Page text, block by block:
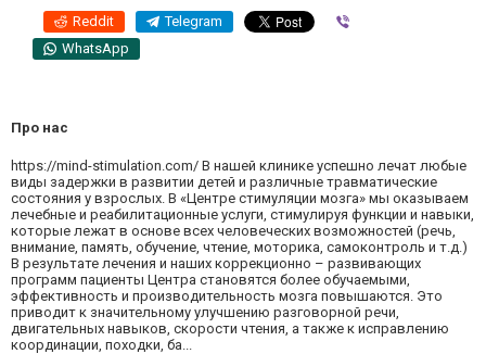
Reddit Telegram
WhatsApp
Про нас
https://mind-stimulation.com/ В нашей клинике успешно лечат любые
виды задержки в развитии детей и различные травматические
состояния у взрослых. В «Центре стимуляции мозга» мы оказываем
лечебные и реабилитационные услуги, стимулируя функции и навыки,
которые лежат в основе всех человеческих возможностей (речь,
внимание, память, обучение, чтение, моторика, самоконтроль и т.д.)
В результате лечения и наших коррекционно – развивающих
программ пациенты Центра становятся более обучаемыми,
эффективность и производительность мозга повышаются. Это
приводит к значительному улучшению разговорной речи,
двигательных навыков, скорости чтения, а также к исправлению
координации, походки, ба...